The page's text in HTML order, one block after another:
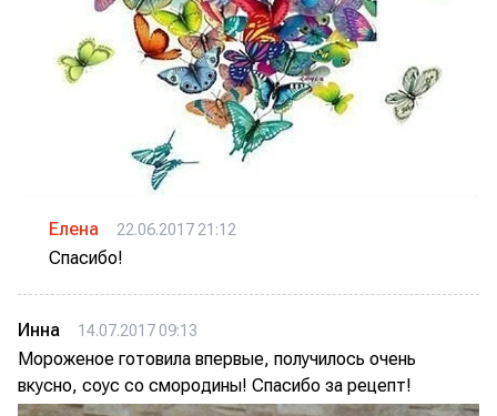
Елена 22.06.2017 21:12
Спасибо!
Инна 14.07.2017 09:13
Мороженое готовила впервые, получилось очень
вкусно, соус со смородины! Спасибо за рецепт!